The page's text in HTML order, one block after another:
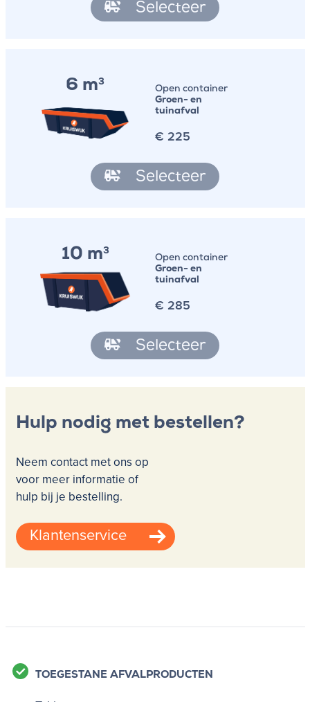
Selecteer
6 m3
Open container
Groen- en
tuinafval
€ 225
Selecteer
10 m3
Open container
Groen- en
tuinafval
€ 285
Selecteer
Hulp nodig met bestellen?
Neem contact met ons op
voor meer informatie of
hulp bij je bestelling.
Klantenservice
TOEGESTANE AFVALPRODUCTEN